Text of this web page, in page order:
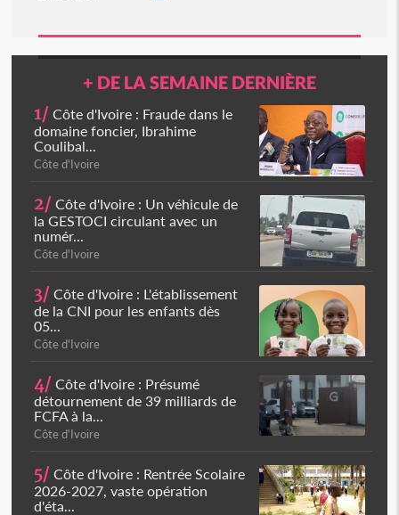
+ DE LA SEMAINE DERNIÈRE
1/ Côte d'Ivoire : Fraude dans le
domaine foncier, Ibrahime
Coulibal...
Côte d'Ivoire
2/ Côte d'Ivoire : Un véhicule de
la GESTOCI circulant avec un
numér...
Côte d'Ivoire
3/ Côte d'Ivoire : L'établissement
de la CNI pour les enfants dès
05...
Côte d'Ivoire
4/ Côte d'Ivoire : Présumé
détournement de 39 milliards de
FCFA à la...
Côte d'Ivoire
5/ Côte d'Ivoire : Rentrée Scolaire
2026-2027, vaste opération
d'éta...